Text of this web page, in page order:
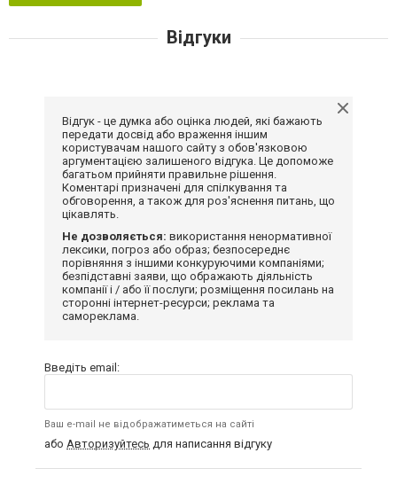
Відгуки
Відгук - це думка або оцінка людей, які бажають
передати досвід або враження іншим
користувачам нашого сайту з обов'язковою
аргументацією залишеного відгука. Це допоможе
багатьом прийняти правильне рішення.
Коментарі призначені для спілкування та
обговорення, а також для роз'яснення питань, що
цікавлять.
Не дозволяється: використання ненормативної
лексики, погроз або образ; безпосереднє
порівняння з іншими конкуруючими компаніями;
безпідставні заяви, що ображають діяльність
компанії і / або її послуги; розміщення посилань на
сторонні інтернет-ресурси; реклама та
самореклама.
Введіть email:
Ваш e-mail не відображатиметься на сайті
або Авторизуйтесь для написання відгуку